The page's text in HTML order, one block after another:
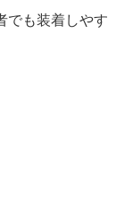
でも装着しやす